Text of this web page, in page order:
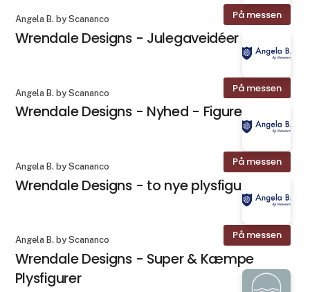
På messen
Angela B. by Scananco
Wrendale Designs - Julegaveidéer
På messen
Angela B. by Scananco
Wrendale Designs - Nyhed - Figurer
På messen
Angela B. by Scananco
Wrendale Designs - to nye plysfigurer
På messen
Angela B. by Scananco
Wrendale Designs - Super & Kæmpe
Plysfigurer